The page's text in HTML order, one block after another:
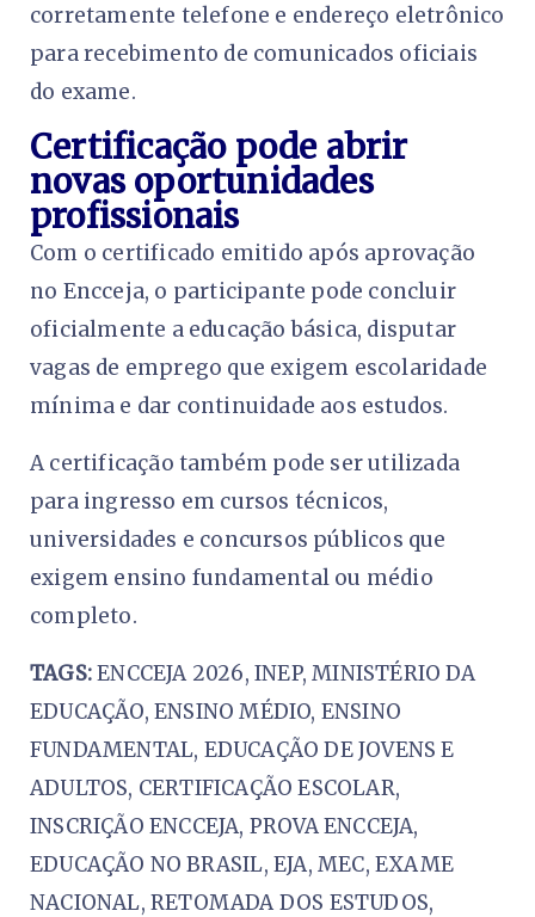
corretamente telefone e endereço eletrônico
para recebimento de comunicados oficiais
do exame.
Certificação pode abrir
novas oportunidades
profissionais
Com o certificado emitido após aprovação
no Encceja, o participante pode concluir
oficialmente a educação básica, disputar
vagas de emprego que exigem escolaridade
mínima e dar continuidade aos estudos.
A certificação também pode ser utilizada
para ingresso em cursos técnicos,
universidades e concursos públicos que
exigem ensino fundamental ou médio
completo.
TAGS:ENCCEJA 2026, INEP, MINISTÉRIO DA
EDUCAÇÃO, ENSINO MÉDIO, ENSINO
FUNDAMENTAL, EDUCAÇÃO DE JOVENS E
ADULTOS, CERTIFICAÇÃO ESCOLAR,
INSCRIÇÃO ENCCEJA, PROVA ENCCEJA,
EDUCAÇÃO NO BRASIL, EJA, MEC, EXAME
NACIONAL, RETOMADA DOS ESTUDOS,